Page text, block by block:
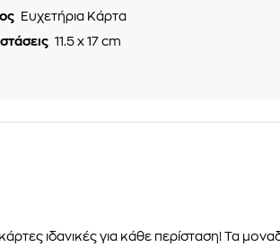
Ευχετήρια Κάρτα
11.5 x 17 cm
ιδανικές για κάθε περίσταση! Τα